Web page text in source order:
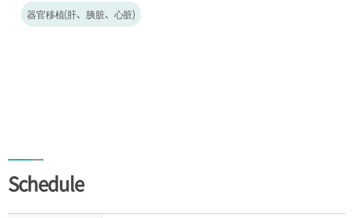
器官移植(肝、胰脏、心脏)
Schedule